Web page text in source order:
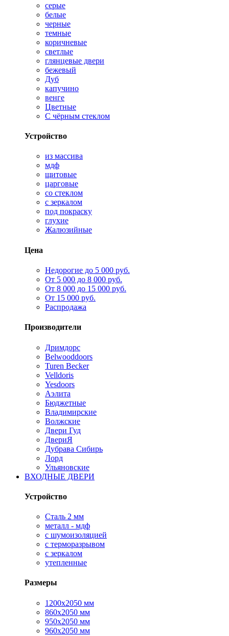
серые
белые
черные
темные
коричневые
светлые
глянцевые двери
бежевый
Дуб
капучино
венге
Цветные
С чёрным стеклом
Устройство
из массива
мдф
щитовые
царговые
со стеклом
с зеркалом
под покраску
глухие
Жалюзийные
Цена
Недорогие до 5 000 руб.
От 5 000 до 8 000 руб.
От 8 000 до 15 000 руб.
От 15 000 руб.
Распродажа
Производители
Дримдорс
Belwooddoors
Turen Becker
Velldoris
Yesdoors
Аэлита
Бюджетные
Владимирские
Волжские
Двери Гуд
ДвериЯ
Дубрава Сибирь
Лорд
Ульяновские
ВХОДНЫЕ ДВЕРИ
Устройство
Сталь 2 мм
металл - мдф
с шумоизоляцией
с терморазрывом
с зеркалом
утепленные
Размеры
1200х2050 мм
860х2050 мм
950х2050 мм
960х2050 мм